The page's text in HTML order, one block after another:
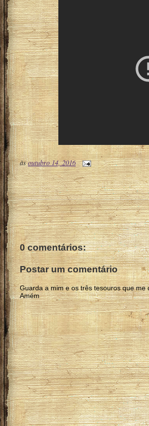
àsoutubro 14, 2016
0 comentários:
Postar um comentário
Guarda a mim e os três tesouros que me
Amém